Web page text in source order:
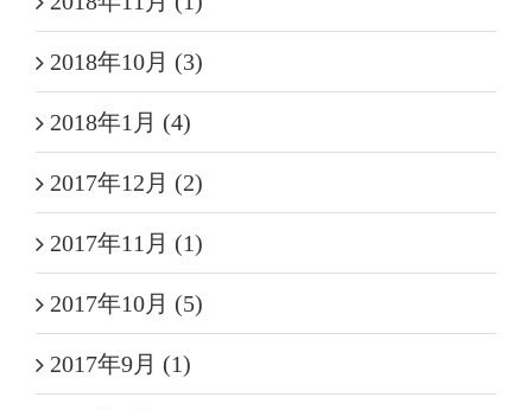
2018年10月 (3)
2018年1月 (4)
2017年12月 (2)
2017年11月 (1)
2017年10月 (5)
2017年9月 (1)